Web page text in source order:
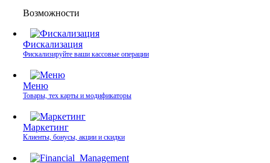
Возможности
Фискализация
Фискализируйте ваши кассовые операции
Меню
Товары, тех карты и модификаторы
Маркетинг
Клиенты, бонусы, акции и скидки